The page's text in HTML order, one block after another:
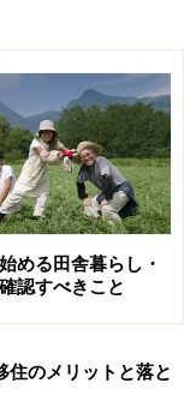
ンだけを見て決
に何度も足を運
うか。周辺の建
り変わりを体感
うか分かると思
はお店の開き具
状況とか（町や
管理者が行うこ
める田舎暮らし・
認すべきこと
住のメリットと落と